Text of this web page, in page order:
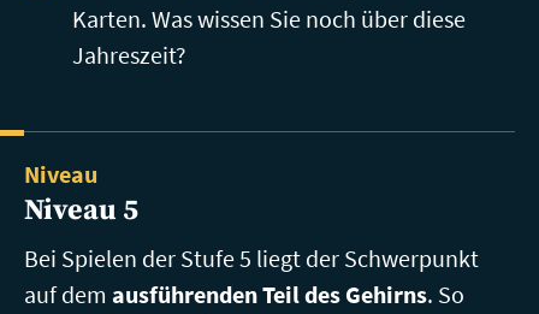
Karten. Was wissen Sie noch über diese
Jahreszeit?
Niveau
Niveau 5
Bei Spielen der Stufe 5 liegt der Schwerpunkt
auf dem ausführenden Teil des Gehirns. So